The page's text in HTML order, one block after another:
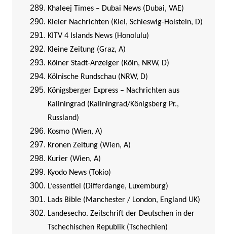
Khaleej Times – Dubai News (Dubai, VAE)
Kieler Nachrichten (Kiel, Schleswig-Holstein, D)
KITV 4 Islands News (Honolulu)
Kleine Zeitung (Graz, A)
Kölner Stadt-Anzeiger (Köln, NRW, D)
Kölnische Rundschau (NRW, D)
Königsberger Express – Nachrichten aus
Kaliningrad (Kaliningrad/Königsberg Pr.,
Russland)
Kosmo (Wien, A)
Kronen Zeitung (Wien, A)
Kurier (Wien, A)
Kyodo News (Tokio)
L’essentiel (Differdange, Luxemburg)
Lads Bible (Manchester / London, England UK)
Landesecho. Zeitschrift der Deutschen in der
Tschechischen Republik (Tschechien)